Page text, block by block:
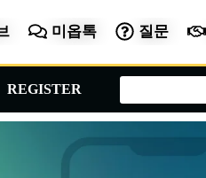
미옵톡 질문
REGISTER